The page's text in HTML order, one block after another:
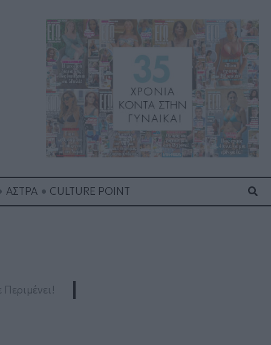
ΑΣΤΡΑ CULTURE POINT